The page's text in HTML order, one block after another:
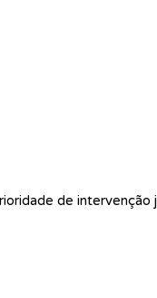
de intervenção